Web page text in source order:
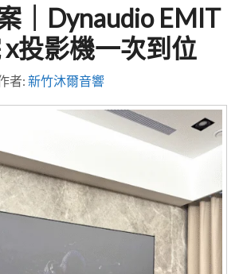
｜Dynaudio EMIT
投影機一次到位
者: 新竹沐爾音響